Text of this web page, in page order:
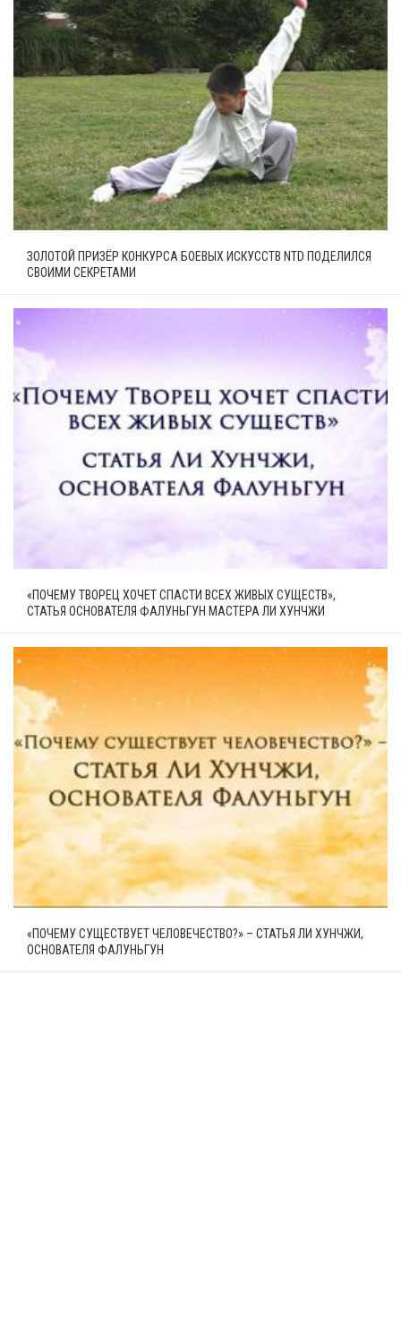
ЗОЛОТОЙ ПРИЗЁР КОНКУРСА БОЕВЫХ ИСКУССТВ NTD ПОДЕЛИЛСЯ
СВОИМИ СЕКРЕТАМИ
«ПОЧЕМУ ТВОРЕЦ ХОЧЕТ СПАСТИ ВСЕХ ЖИВЫХ СУЩЕСТВ»,
СТАТЬЯ ОСНОВАТЕЛЯ ФАЛУНЬГУН МАСТЕРА ЛИ ХУНЧЖИ
«ПОЧЕМУ СУЩЕСТВУЕТ ЧЕЛОВЕЧЕСТВО?» – СТАТЬЯ ЛИ ХУНЧЖИ,
ОСНОВАТЕЛЯ ФАЛУНЬГУН